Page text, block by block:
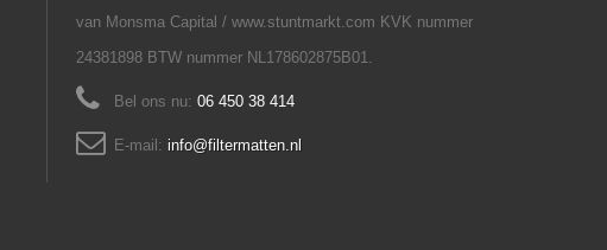
van Monsma Capital / www.stuntmarkt.com KVK nummer
24381898 BTW nummer NL178602875B01.
Bel ons nu: 06 450 38 414
E-mail: info@filtermatten.nl